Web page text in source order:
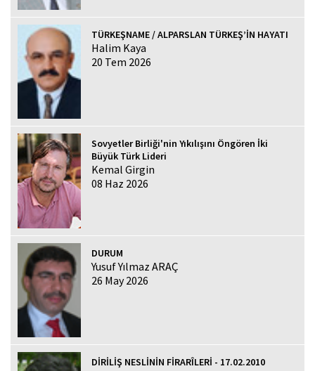
TÜRKEŞNAME / ALPARSLAN TÜRKEŞ’İN HAYATI
Halim Kaya
20 Tem 2026
Sovyetler Birliği'nin Yıkılışını Öngören İki
Büyük Türk Lideri
Kemal Girgin
08 Haz 2026
DURUM
Yusuf Yılmaz ARAÇ
26 May 2026
DİRİLİŞ NESLİNİN FİRARÎLERİ - 17.02.2010